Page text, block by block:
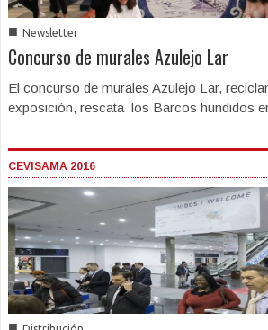
■ Newsletter
Concurso de murales Azulejo Lar
El concurso de murales Azulejo Lar,
exposición, rescata los Barcos hundidos
CEVISAMA 2016